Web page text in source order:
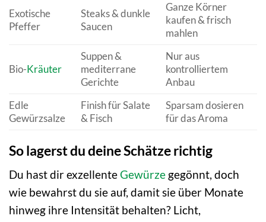
Exotische
Pfeffer
Steaks & dunkle
Saucen
Ganze Körner
kaufen & frisch
mahlen
Bio-Kräuter
Suppen &
mediterrane
Gerichte
Nur aus
kontrolliertem
Anbau
Edle
Gewürzsalze
Finish für Salate
& Fisch
Sparsam dosieren
für das Aroma
So lagerst du deine Schätze richtig
Du hast dir exzellenteGewürze gegönnt, doch
wie bewahrst du sie auf, damit sie über Monate
hinweg ihre Intensität behalten? Licht,